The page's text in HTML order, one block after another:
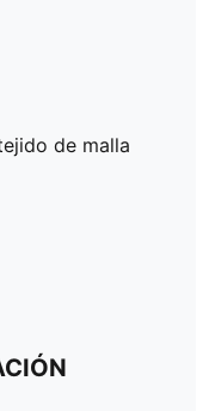
de malla